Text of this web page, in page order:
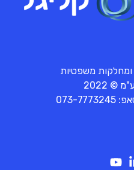
ומחלקות משפטיות
2022
073-7773245